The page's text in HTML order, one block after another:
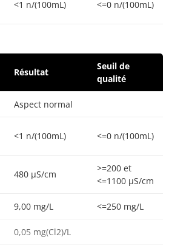
<1 n/(100mL) <=0 n/(100mL)
Résultat
Seuil de
qualité
Aspect normal
<1 n/(100mL) <=0 n/(100mL)
480 µS/cm
>=200 et
<=1100 µS/cm
9,00 mg/L <=250 mg/L
0,05 mg(Cl2)/L